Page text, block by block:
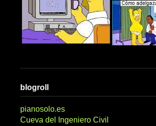
blogroll
pianosolo.es
Cueva del Ingeniero Civil